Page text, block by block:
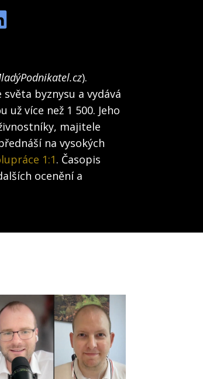
).
byznysu a vydává
už více než 1 500. Jeho
majitele
na vysokých
1:1. Časopis
ocenění a